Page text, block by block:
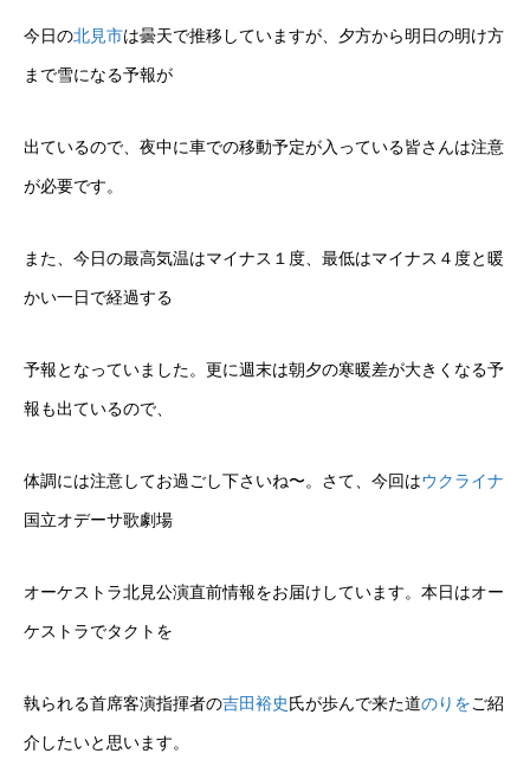
今日の北見市は曇天で推移していますが、夕方から明日の明け方
まで雪になる予報が
出ているので、夜中に車での移動予定が入っている皆さんは注意
が必要です。
また、今日の最高気温はマイナス１度、最低はマイナス４度と暖
かい一日で経過する
予報となっていました。更に週末は朝夕の寒暖差が大きくなる予
報も出ているので、
体調には注意してお過ごし下さいね〜。さて、今回はウクライナ
国立オデーサ歌劇場
オーケストラ北見公演直前情報をお届けしています。本日はオー
ケストラでタクトを
執られる首席客演指揮者の吉田裕史氏が歩んで来た道のりをご紹
介したいと思います。